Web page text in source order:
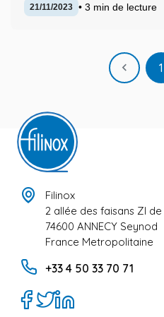
21/11/2023 • 3 min de lecture
Précédent
 1
Filinox
2 allée des faisans ZI
74600 ANNECY Seynod
France Metropolitaine
+33 4 50 33 70 71